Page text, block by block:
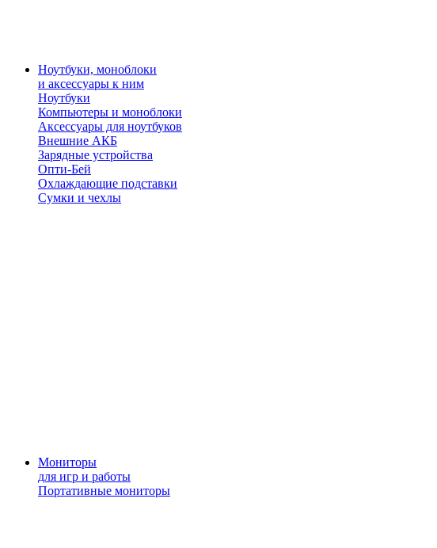
Ноутбуки, моноблоки
и аксессуары к ним
Ноутбуки
Компьютеры и моноблоки
Аксессуары для ноутбуков
Внешние АКБ
Зарядные устройства
Опти-Бей
Охлаждающие подставки
Сумки и чехлы
Мониторы
для игр и работы
Портативные мониторы